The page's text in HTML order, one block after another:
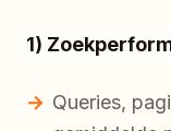
1)
Queries,